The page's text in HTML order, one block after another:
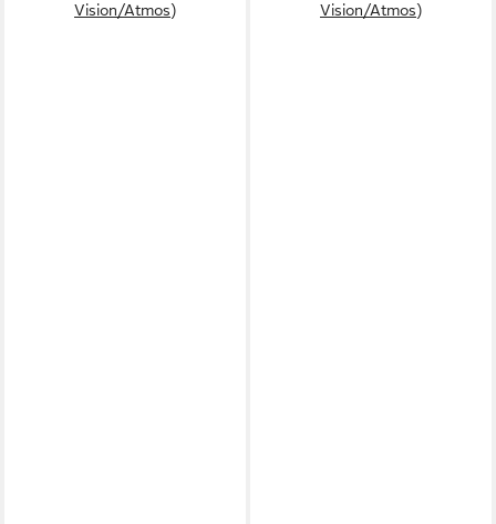
Vision/Atmos)
Vision/Atmos)